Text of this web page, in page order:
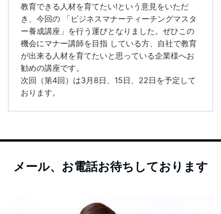
教育できる人材を育てたい!という意見をいただ
き、今回の 「ビジネスマナーティーチングマスタ
ー養成講座」を行う運びとなりました。ぜひこの
機会にマナー講師を目指 している方、自社で教育
が出来る人材を育てたいと思っている企業様へお
勧めの講座です。
次回（第4回）は3月8日、15日、22日を予定して
おります。
メール、お電話お待ちしております